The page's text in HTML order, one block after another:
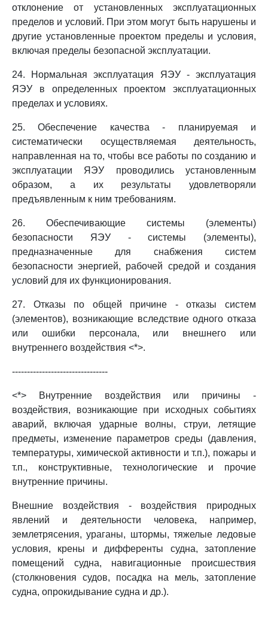
отклонение от установленных эксплуатационных
пределов и условий. При этом могут быть нарушены и
другие установленные проектом пределы и условия,
включая пределы безопасной эксплуатации.
24. Нормальная эксплуатация ЯЭУ - эксплуатация
ЯЭУ в определенных проектом эксплуатационных
пределах и условиях.
25. Обеспечение качества - планируемая и
систематически осуществляемая деятельность,
направленная на то, чтобы все работы по созданию и
эксплуатации ЯЭУ проводились установленным
образом, а их результаты удовлетворяли
предъявленным к ним требованиям.
26. Обеспечивающие системы (элементы)
безопасности ЯЭУ - системы (элементы),
предназначенные для снабжения систем
безопасности энергией, рабочей средой и создания
условий для их функционирования.
27. Отказы по общей причине - отказы систем
(элементов), возникающие вследствие одного отказа
или ошибки персонала, или внешнего или
внутреннего воздействия <*>.
--------------------------------
<*> Внутренние воздействия или причины -
воздействия, возникающие при исходных событиях
аварий, включая ударные волны, струи, летящие
предметы, изменение параметров среды (давления,
температуры, химической активности и т.п.), пожары и
т.п., конструктивные, технологические и прочие
внутренние причины.
Внешние воздействия - воздействия природных
явлений и деятельности человека, например,
землетрясения, ураганы, штормы, тяжелые ледовые
условия, крены и дифференты судна, затопление
помещений судна, навигационные происшествия
(столкновения судов, посадка на мель, затопление
судна, опрокидывание судна и др.).